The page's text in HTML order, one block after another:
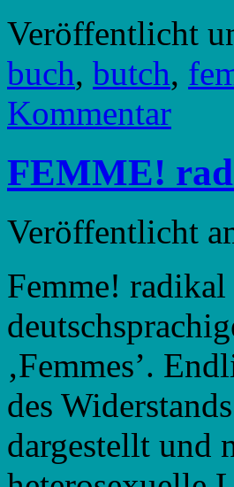
Veröffentlicht
buch, butch,
Kommentar
FEMME!
Veröffentlicht
Femme!
‚Femmes’.
des
dargestellt und